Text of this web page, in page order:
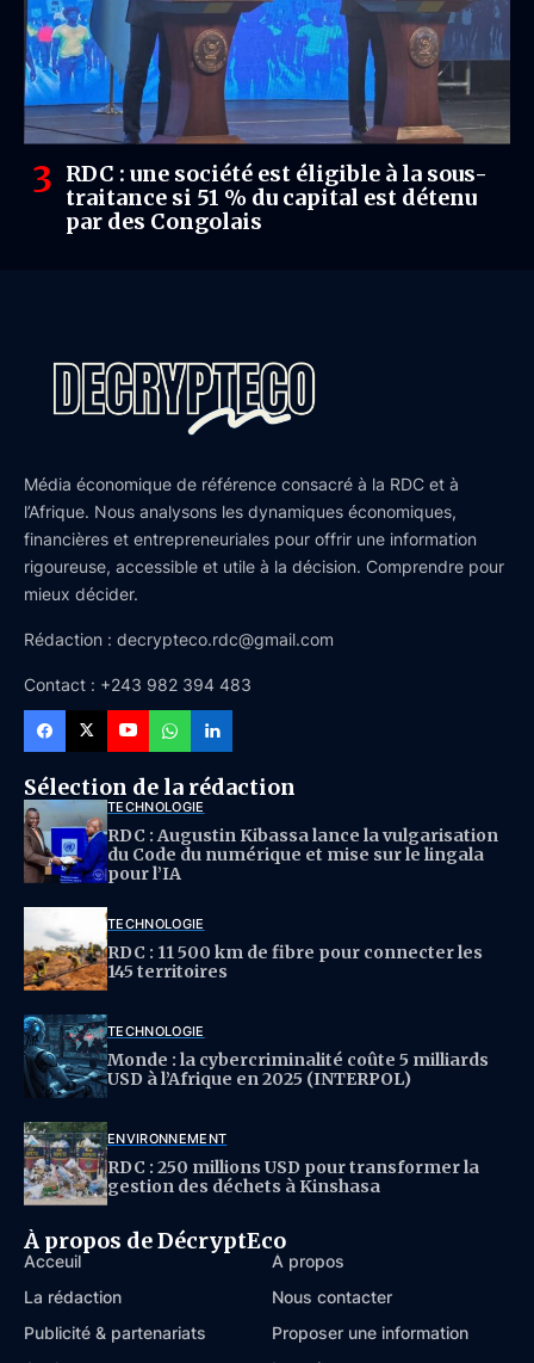
RDC : une société est éligible à la sous-
traitance si 51 % du capital est détenu
par des Congolais
Média économique de référence consacré à la RDC et à
l’Afrique. Nous analysons les dynamiques économiques,
financières et entrepreneuriales pour offrir une information
rigoureuse, accessible et utile à la décision. Comprendre pour
mieux décider.
Rédaction : decrypteco.rdc@gmail.com
Contact : +243 982 394 483
Sélection de la rédaction
TECHNOLOGIE
RDC : Augustin Kibassa lance la vulgarisation
du Code du numérique et mise sur le lingala
pour l’IA
TECHNOLOGIE
RDC : 11 500 km de fibre pour connecter les
145 territoires
TECHNOLOGIE
Monde : la cybercriminalité coûte 5 milliards
USD à l’Afrique en 2025 (INTERPOL)
ENVIRONNEMENT
RDC : 250 millions USD pour transformer la
gestion des déchets à Kinshasa
À propos de DécryptEco
Acceuil
À propos
La rédaction
Nous contacter
Publicité & partenariats
Proposer une information